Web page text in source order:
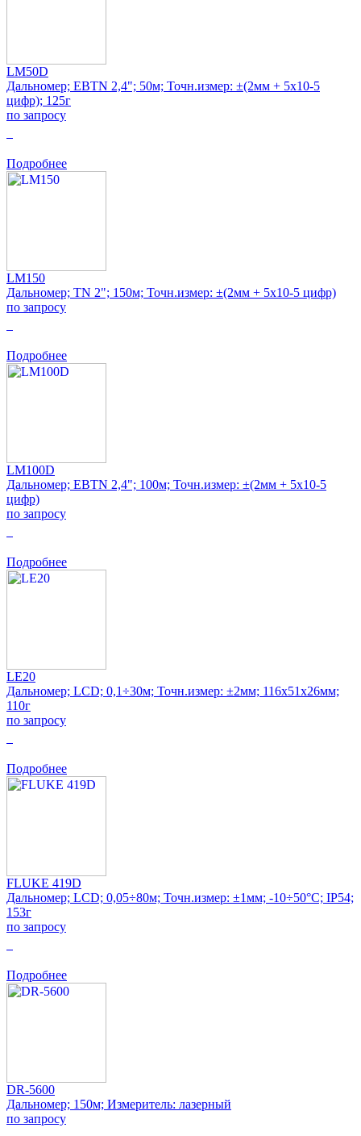
LM50D
Дальномер; EBTN 2,4"; 50м; Точн.измер: ±(2мм + 5x10-5
цифр); 125г
по запросу
Подробнее
LM150
Дальномер; TN 2"; 150м; Точн.измер: ±(2мм + 5x10-5 цифр)
по запросу
Подробнее
LM100D
Дальномер; EBTN 2,4"; 100м; Точн.измер: ±(2мм + 5x10-5
цифр)
по запросу
Подробнее
LE20
Дальномер; LCD; 0,1÷30м; Точн.измер: ±2мм; 116x51x26мм;
110г
по запросу
Подробнее
FLUKE 419D
Дальномер; LCD; 0,05÷80м; Точн.измер: ±1мм; -10÷50°C; IP54;
153г
по запросу
Подробнее
DR-5600
Дальномер; 150м; Измеритель: лазерный
по запросу